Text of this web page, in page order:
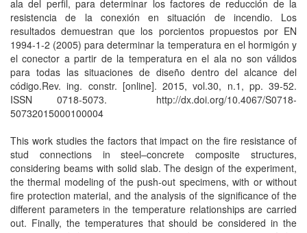
ala del perfil, para determinar los factores de reducción de la
resistencia de la conexión en situación de incendio. Los
resultados demuestran que los porcientos propuestos por EN
1994-1-2 (2005) para determinar la temperatura en el hormigón y
el conector a partir de la temperatura en el ala no son válidos
para todas las situaciones de diseño dentro del alcance del
código.Rev. ing. constr. [online]. 2015, vol.30, n.1, pp. 39-52.
ISSN 0718-5073. http://dx.doi.org/10.4067/S0718-
50732015000100004
This work studies the factors that impact on the fire resistance of
stud connections in steel–concrete composite structures,
considering beams with solid slab. The design of the experiment,
the thermal modeling of the push-out specimens, with or without
fire protection material, and the analysis of the significance of the
different parameters in the temperature relationships are carried
out. Finally, the temperatures that should be considered in the